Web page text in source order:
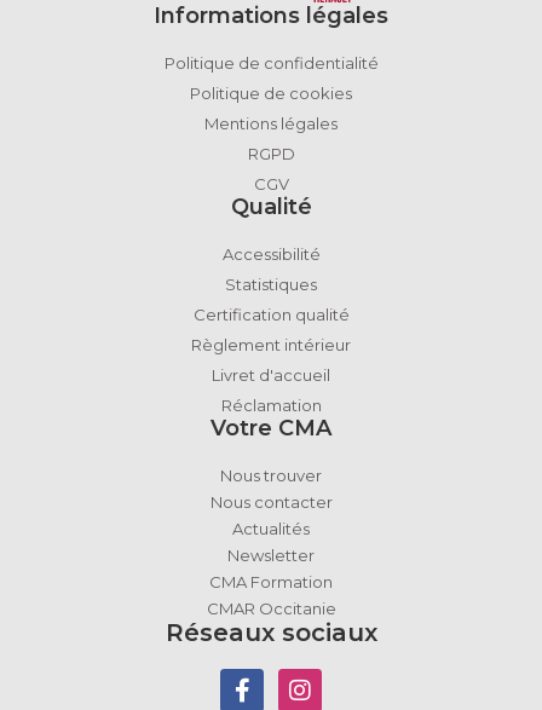
Informations légales
Politique de confidentialité
Politique de cookies
Mentions légales
RGPD
CGV
Qualité
Accessibilité
Statistiques
Certification qualité
Règlement intérieur
Livret d'accueil
Réclamation
Votre CMA
Nous trouver
Nous contacter
Actualités
Newsletter
CMA Formation
CMAR Occitanie
Réseaux sociaux